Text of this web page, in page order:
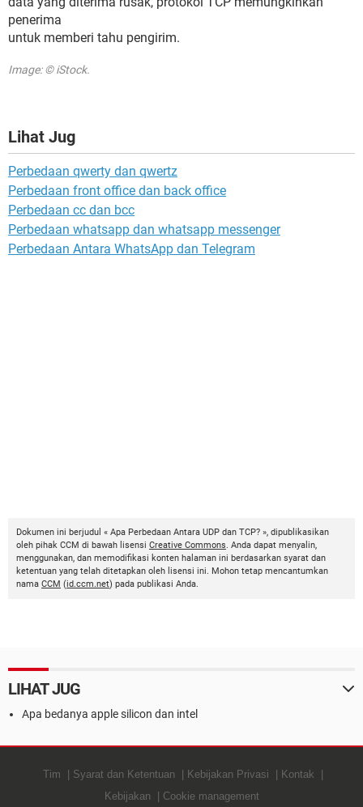
penerima
untuk memberi tahu pengirim.
Image: © iStock.
Lihat Jug
Perbedaan qwerty dan qwertz
Perbedaan front office dan back office
Perbedaan cc dan bcc
Perbedaan whatsapp dan whatsapp messenger
Perbedaan Antara WhatsApp dan Telegram
Dokumen ini berjudul « Apa Perbedaan Antara UDP dan TCP? », dipublikasikan
oleh pihak CCM di bawah lisensi Creative Commons. Anda dapat menyalin,
menggunakan, dan memodifikasi konten halaman ini berdasarkan syarat dan
ketentuan yang telah ditetapkan oleh lisensi ini. Mohon tetap mencantumkan
nama CCM (id.ccm.net) pada publikasi Anda.
LIHAT JUG
Apa bedanya apple silicon dan intel
Tim Syarat dan Ketentuan Kebijakan Privasi
Kontak
Kebijakan
Cookie management